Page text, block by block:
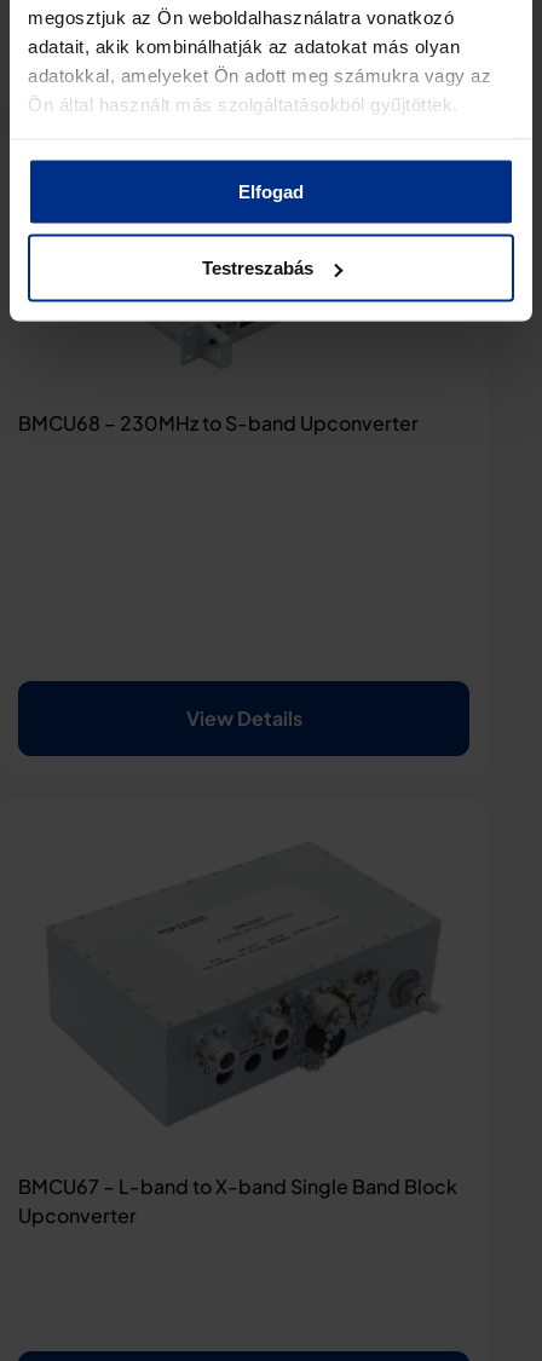
megosztjuk az Ön weboldalhasználatra vonatkozó
adatait, akik kombinálhatják az adatokat más olyan
adatokkal, amelyeket Ön adott meg számukra vagy az
Ön által használt más szolgáltatásokból gyűjtöttek.
Elfogad
Testreszabás
View Details
BMCU68 – 230MHz to S-band Upconverter
View Details
BMCU67 – L-band to X-band Single Band Block
Upconverter